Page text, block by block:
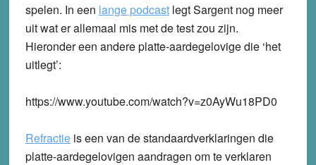
spelen. In een lange podcastlegt Sargent nog meer
uit wat er allemaal mis met de test zou zijn.
Hieronder een andere platte-aardegelovige die ‘het
uitlegt’:
https://www.youtube.com/watch?v=z0AyWu18PD0
Refractieis een van de standaardverklaringen die
platte-aardegelovigen aandragen om te verklaren